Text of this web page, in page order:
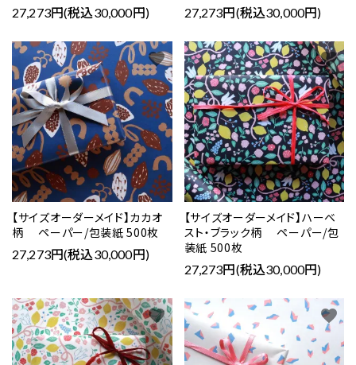
27,273円(税込30,000円) 27,273円(税込30,000円)
【サイズオーダーメイド】カカオ
柄 ペーパー/包装紙 500枚
27,273円(税込30,000円)
favorite
【サイズオーダーメイド】ハーベ
スト・ブラック柄 ペーパー/包
装紙 500枚
27,273円(税込30,000円)
favorite
favorite favorite
検索する